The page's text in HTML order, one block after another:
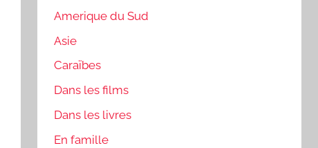
Amerique du Sud
Asie
Caraïbes
Dans les films
Dans les livres
En famille